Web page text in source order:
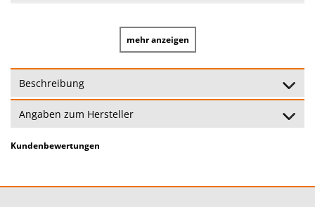
mehr anzeigen
Beschreibung
Angaben zum Hersteller
Kundenbewertungen